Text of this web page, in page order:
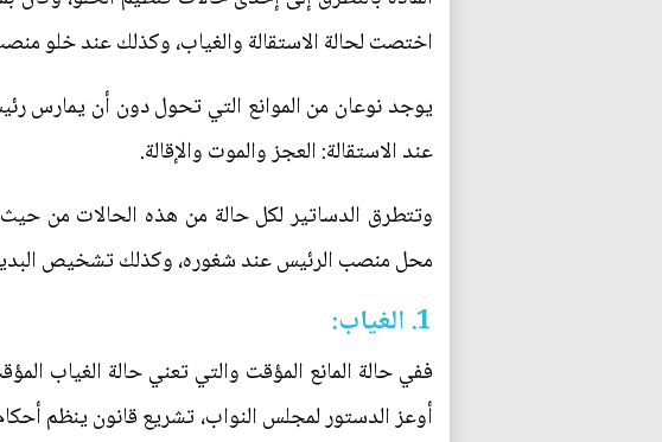
اختصت لحالة الاستقالة والغياب، وكذلك عند خلو
يوجد نوعان من الموانع التي تحول دون أن يمارس رئيس
عند الاستقالة: العجز والموت والإقالة.
وتتطرق الدساتير لكل حالة من هذه الحالات من حيث
محل منصب الرئيس عند شغوره، وكذلك تشخيص
1. الغياب: